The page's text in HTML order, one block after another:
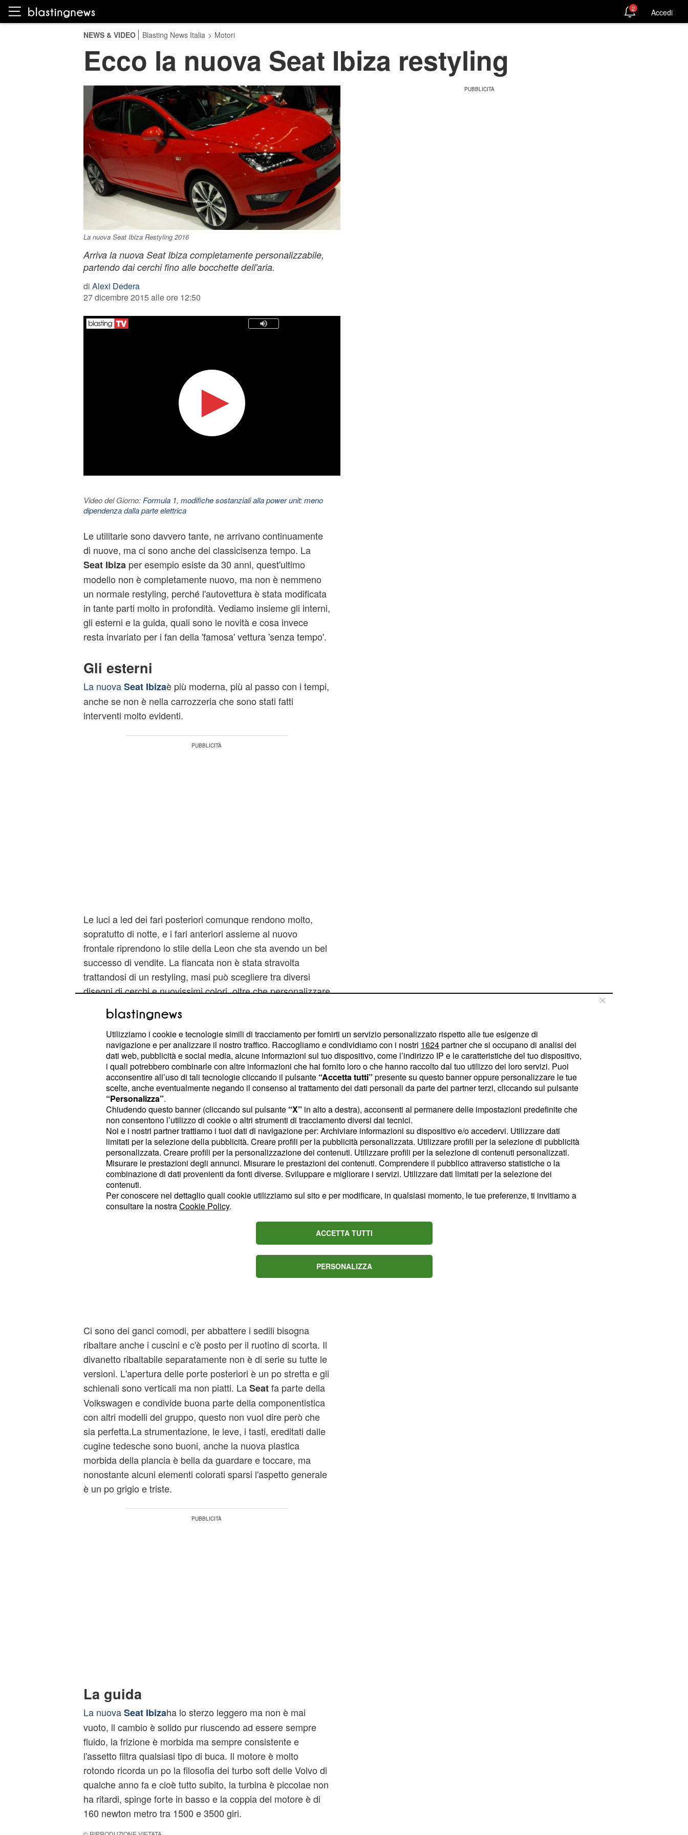
2 Accedi
NEWS & VIDEO Blasting News Italia > Motori
Ecco la nuova Seat Ibiza restyling
La nuova Seat Ibiza Restyling 2016
Arriva la nuova Seat Ibiza completamente personalizzabile,
partendo dai cerchi fino alle bocchette dell'aria.
di Alexi Dedera
27 dicembre 2015 alle ore 12:50
Video del Giorno: Formula 1, modifiche sostanziali alla power unit: meno
dipendenza dalla parte elettrica
Le utilitarie sono davvero tante, ne arrivano continuamente
di nuove, ma ci sono anche dei classicisenza tempo. La
Seat Ibiza per esempio esiste da 30 anni, quest'ultimo
modello non è completamente nuovo, ma non è nemmeno
un normale restyling, perché l'autovettura è stata modificata
in tante parti molto in profondità. Vediamo insieme gli interni,
gli esterni e la guida, quali sono le novità e cosa invece
resta invariato per i fan della 'famosa' vettura 'senza tempo'.
Gli esterni
La nuovaSeat Ibizaè più moderna, più al passo con i tempi,
anche se non è nella carrozzeria che sono stati fatti
interventi molto evidenti.
Le luci a led dei fari posteriori comunque rendono molto,
sopratutto di notte, e i fari anteriori assieme al nuovo
frontale riprendono lo stile della Leon che sta avendo un bel
successo di vendite. La fiancata non è stata stravolta
trattandosi di un restyling, masi può scegliere tra diversi
disegni di cerchi e nuovissimi colori, oltre che personalizzare
Gli interni
La macchina è lunga 4 metri e 06 centimetri, è una delle più
lunghe nella categoria delle così dette 'piccole dal segmento
B'. Il bagagliaio parte da 292 litri, una capacità in linea con
quello delle principali concorrenti, e in alcuni casi più
grande, ma la forma è poco regolare, il gradino sulla soglia
di carico è accettabile per il tipo di auto.
Ci sono dei ganci comodi, per abbattere i sedili bisogna
ribaltare anche i cuscini e c'è posto per il ruotino di scorta. Il
divanetto ribaltabile separatamente non è di serie su tutte le
versioni. L'apertura delle porte posteriori è un po stretta e gli
schienali sono verticali ma non piatti. LaSeatfa parte della
Volkswagen e condivide buona parte della componentistica
con altri modelli del gruppo, questo non vuol dire però che
sia perfetta.La strumentazione, le leve, i tasti, ereditati dalle
cugine tedesche sono buoni, anche la nuova plastica
morbida della plancia è bella da guardare e toccare, ma
nonostante alcuni elementi colorati sparsi l'aspetto generale
è un po grigio e triste.
La guida
La nuovaSeat Ibizaha lo sterzo leggero ma non è mai
vuoto, il cambio è solido pur riuscendo ad essere sempre
fluido, la frizione è morbida ma sempre consistente e
l'assetto filtra qualsiasi tipo di buca. Il motore è molto
rotondo ricorda un po la filosofia dei turbo soft delle Volvo di
qualche anno fa e cioè tutto subito, la turbina è piccolae non
ha ritardi, spinge forte in basso e la coppia del motore è di
160 newton metro tra 1500 e 3500 giri.
Utilizziamo i cookie e tecnologie simili di tracciamento per fornirti un servizio personalizzato rispetto alle tue esigenze di
navigazione e per analizzare il nostro traffico. Raccogliamo e condividiamo con i nostri 1624partner che si occupano di analisi dei
dati web, pubblicità e social media, alcune informazioni sul tuo dispositivo, come l’indirizzo IP e le caratteristiche del tuo dispositivo,
i quali potrebbero combinarle con altre informazioni che hai fornito loro o che hanno raccolto dal tuo utilizzo dei loro servizi. Puoi
acconsentire all’uso di tali tecnologie cliccando il pulsante “Accetta tutti” presente su questo banner oppure personalizzare le tue
scelte, anche eventualmente negando il consenso al trattamento dei dati personali da parte dei partner terzi, cliccando sul pulsante
“Personalizza”.
Chiudendo questo banner (cliccando sul pulsante “X” in alto a destra), acconsenti al permanere delle impostazioni predefinite che
non consentono l’utilizzo di cookie o altri strumenti di tracciamento diversi dai tecnici.
Noi e i nostri partner trattiamo i tuoi dati di navigazione per: Archiviare informazioni su dispositivo e/o accedervi. Utilizzare dati
limitati per la selezione della pubblicità. Creare profili per la pubblicità personalizzata. Utilizzare profili per la selezione di pubblicità
personalizzata. Creare profili per la personalizzazione dei contenuti. Utilizzare profili per la selezione di contenuti personalizzati.
Misurare le prestazioni degli annunci. Misurare le prestazioni dei contenuti. Comprendere il pubblico attraverso statistiche o la
combinazione di dati provenienti da fonti diverse. Sviluppare e migliorare i servizi. Utilizzare dati limitati per la selezione dei
contenuti.
Per conoscere nel dettaglio quali cookie utilizziamo sul sito e per modificare, in qualsiasi momento, le tue preferenze, ti invitiamo a
consultare la nostraCookie Policy.
ACCETTA TUTTI
PERSONALIZZA